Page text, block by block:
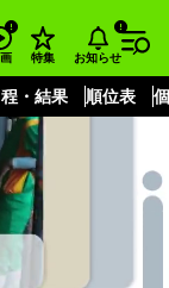
特集 お知らせ
程・結果 順位表
もっと見る